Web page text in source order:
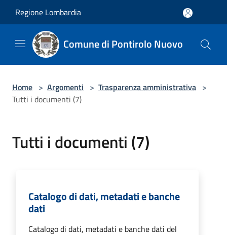
Regione Lombardia
Comune di Pontirolo Nuovo
Home > Argomenti > Trasparenza amministrativa >
Tutti i documenti (7)
Tutti i documenti (7)
Catalogo di dati, metadati e banche
dati
Catalogo di dati, metadati e banche dati del